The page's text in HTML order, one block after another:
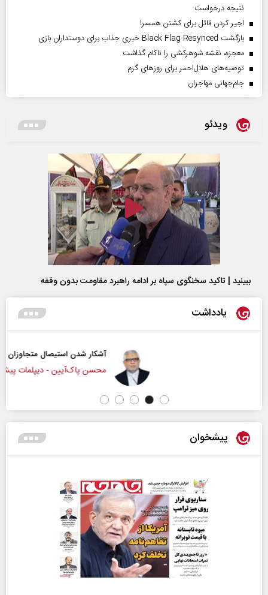
نتیجه درخواست
اجیر کردن قاتل برای کشتن همسر!
بازگشت Black Flag Resynced خبری جذاب برای دوستداران بازی
معجزه، نقشه شوهرکشی را ناکام گذاشت
توصیه‌های هلال‌احمر برای روز‌های گرم
جام‌جهانی مهاجران
ویدئو
ببینید | تاکید سخنگوی سپاه بر ادامه راهبرد مقاومت بدون وقفه
یادداشت
آشکار شدن استیصال متجاوزان
محسن پاک‌آیین - دیپلمات پیشین
پیشخوان